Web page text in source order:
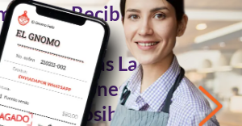
Recibir Tus
Pedidos
de las Largas
es Posible